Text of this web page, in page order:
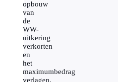
opbouw
van
de
WW-
uitkering
verkorten
en
het
maximumbedrag
verlagen.